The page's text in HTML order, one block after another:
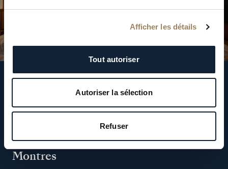
Afficher les détails
Tout autoriser
Autoriser la sélection
Refuser
Abonnez-vous à la newsletter
Montres